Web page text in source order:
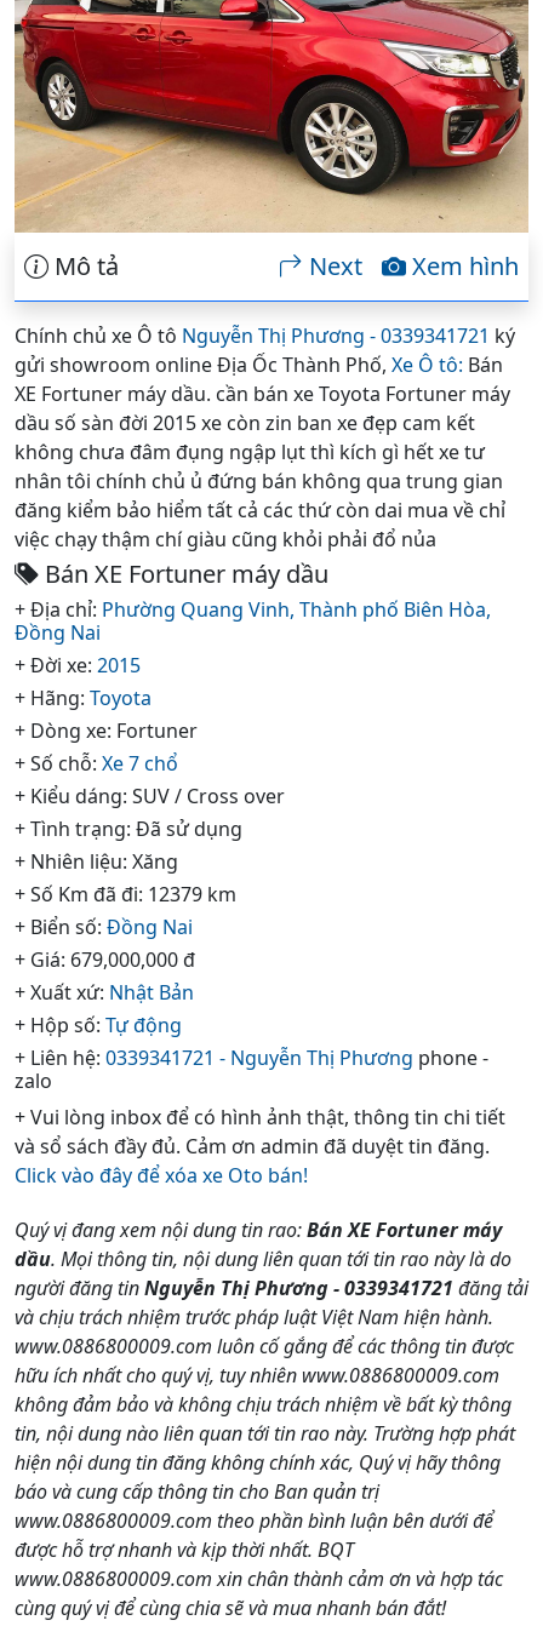
Mô tả Xem hình
Next
Chính chủ xe Ô tô Nguyễn Thị Phương - 0339341721 ký
gửi showroom online Địa Ốc Thành Phố, Xe Ô tô: Bán
XE Fortuner máy dầu. cần bán xe Toyota Fortuner máy
dầu số sàn đời 2015 xe còn zin ban xe đẹp cam kết
không chưa đâm đụng ngập lụt thì kích gì hết xe tư
nhân tôi chính chủ ủ đứng bán không qua trung gian
đăng kiểm bảo hiểm tất cả các thứ còn dai mua về chỉ
việc chạy thậm chí giàu cũng khỏi phải đổ nủa
Bán XE Fortuner máy dầu
+ Địa chỉ: Phường Quang Vinh, Thành phố Biên Hòa,
Đồng Nai
+ Đời xe: 2015
+ Hãng: Toyota
+ Dòng xe: Fortuner
+ Số chỗ: Xe 7 chổ
+ Kiểu dáng: SUV / Cross over
+ Tình trạng: Đã sử dụng
+ Nhiên liệu: Xăng
+ Số Km đã đi: 12379 km
+ Biển số: Đồng Nai
+ Giá: 679,000,000 đ
+ Xuất xứ: Nhật Bản
+ Hộp số: Tự động
+ Liên hệ: 0339341721 - Nguyễn Thị Phương phone -
zalo
+ Vui lòng inbox để có hình ảnh thật, thông tin chi tiết
và sổ sách đầy đủ. Cảm ơn admin đã duyệt tin đăng.
Click vào đây để xóa xe Oto bán!
Quý vị đang xem nội dung tin rao:Bán XE Fortuner máy
dầu. Mọi thông tin, nội dung liên quan tới tin rao này là do
người đăng tinNguyễn Thị Phương - 0339341721 đăng tải
và chịu trách nhiệm trước pháp luật Việt Nam hiện hành.
www.0886800009.com luôn cố gắng để các thông tin được
hữu ích nhất cho quý vị, tuy nhiên www.0886800009.com
không đảm bảo và không chịu trách nhiệm về bất kỳ thông
tin, nội dung nào liên quan tới tin rao này. Trường hợp phát
hiện nội dung tin đăng không chính xác, Quý vị hãy thông
báo và cung cấp thông tin cho Ban quản trị
www.0886800009.com theo phần bình luận bên dưới để
được hỗ trợ nhanh và kịp thời nhất. BQT
www.0886800009.com xin chân thành cảm ơn và hợp tác
cùng quý vị để cùng chia sẽ và mua nhanh bán đắt!